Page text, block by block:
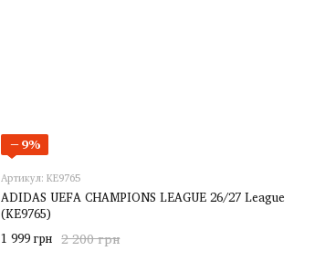
−9%
Артикул: KE9765
ADIDAS UEFA CHAMPIONS LEAGUE 26/27 League
(KE9765)
2 200 грн
1 999 грн